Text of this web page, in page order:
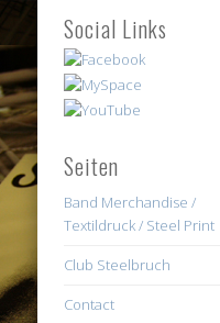
Social Links
Seiten
Band Merchandise /
Textildruck / Steel Print
Club Steelbruch
Contact